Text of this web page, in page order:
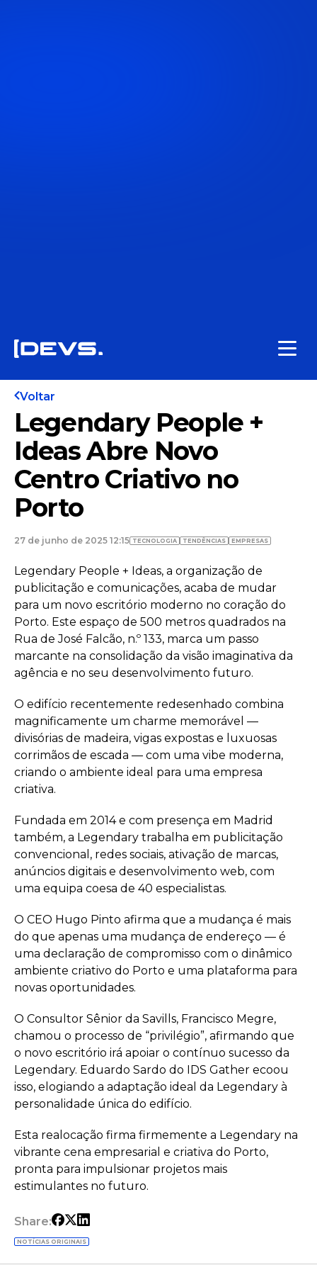
Voltar
Legendary People +
Ideas Abre Novo
Centro Criativo no
Porto
27 de junho de 2025 12:15 TECNOLOGIA TENDÊNCIAS EMPRESAS
Legendary People + Ideas, a organização de
publicitação e comunicações, acaba de mudar
para um novo escritório moderno no coração do
Porto. Este espaço de 500 metros quadrados na
Rua de José Falcão, n.º 133, marca um passo
marcante na consolidação da visão imaginativa da
agência e no seu desenvolvimento futuro.
O edifício recentemente redesenhado combina
magnificamente um charme memorável —
divisórias de madeira, vigas expostas e luxuosas
corrimãos de escada — com uma vibe moderna,
criando o ambiente ideal para uma empresa
criativa.
Fundada em 2014 e com presença em Madrid
também, a Legendary trabalha em publicitação
convencional, redes sociais, ativação de marcas,
anúncios digitais e desenvolvimento web, com
uma equipa coesa de 40 especialistas.
O CEO Hugo Pinto afirma que a mudança é mais
do que apenas uma mudança de endereço — é
uma declaração de compromisso com o dinâmico
ambiente criativo do Porto e uma plataforma para
novas oportunidades.
O Consultor Sênior da Savills, Francisco Megre,
chamou o processo de “privilégio”, afirmando que
o novo escritório irá apoiar o contínuo sucesso da
Legendary. Eduardo Sardo do IDS Gather ecoou
isso, elogiando a adaptação ideal da Legendary à
personalidade única do edifício.
Esta realocação firma firmemente a Legendary na
vibrante cena empresarial e criativa do Porto,
pronta para impulsionar projetos mais
estimulantes no futuro.
Share:
NOTÍCIAS ORIGINAIS